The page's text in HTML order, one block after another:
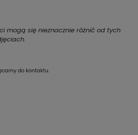
mogą się nieznacznie różnić od tych
do kontaktu.